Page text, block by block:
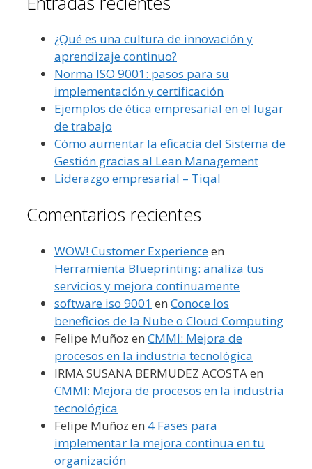
¿Qué es una cultura de innovación y
aprendizaje continuo?
Norma ISO 9001: pasos para su
implementación y certificación
Ejemplos de ética empresarial en el lugar
de trabajo
Cómo aumentar la eficacia del Sistema de
Gestión gracias al Lean Management
Liderazgo empresarial – Tiqal
Comentarios recientes
WOW! Customer Experienceen
Herramienta Blueprinting: analiza tus
servicios y mejora continuamente
software iso 9001 en Conoce los
beneficios de la Nube o Cloud Computing
Felipe Muñoz en CMMI: Mejora de
procesos en la industria tecnológica
IRMA SUSANA BERMUDEZ ACOSTAen
CMMI: Mejora de procesos en la industria
tecnológica
Felipe Muñoz en 4 Fases para
implementar la mejora continua en tu
organización